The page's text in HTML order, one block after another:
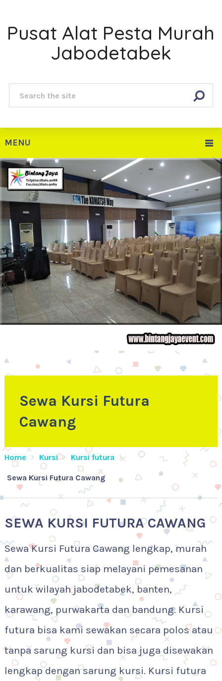
Pusat Alat Pesta Murah
Jabodetabek
MENU
Sewa Kursi Futura
Cawang
Home Kursi Kursi futura
Sewa Kursi Futura Cawang
SEWA KURSI FUTURA CAWANG
Sewa Kursi Futura Cawang lengkap, murah
dan berkualitas siap melayani pemesanan
untuk wilayah jabodetabek, banten,
karawang, purwakarta dan bandung. Kursi
futura bisa kami sewakan secara polos atau
tanpa sarung kursi dan bisa juga disewakan
lengkap dengan sarung kursi. Kursi futura